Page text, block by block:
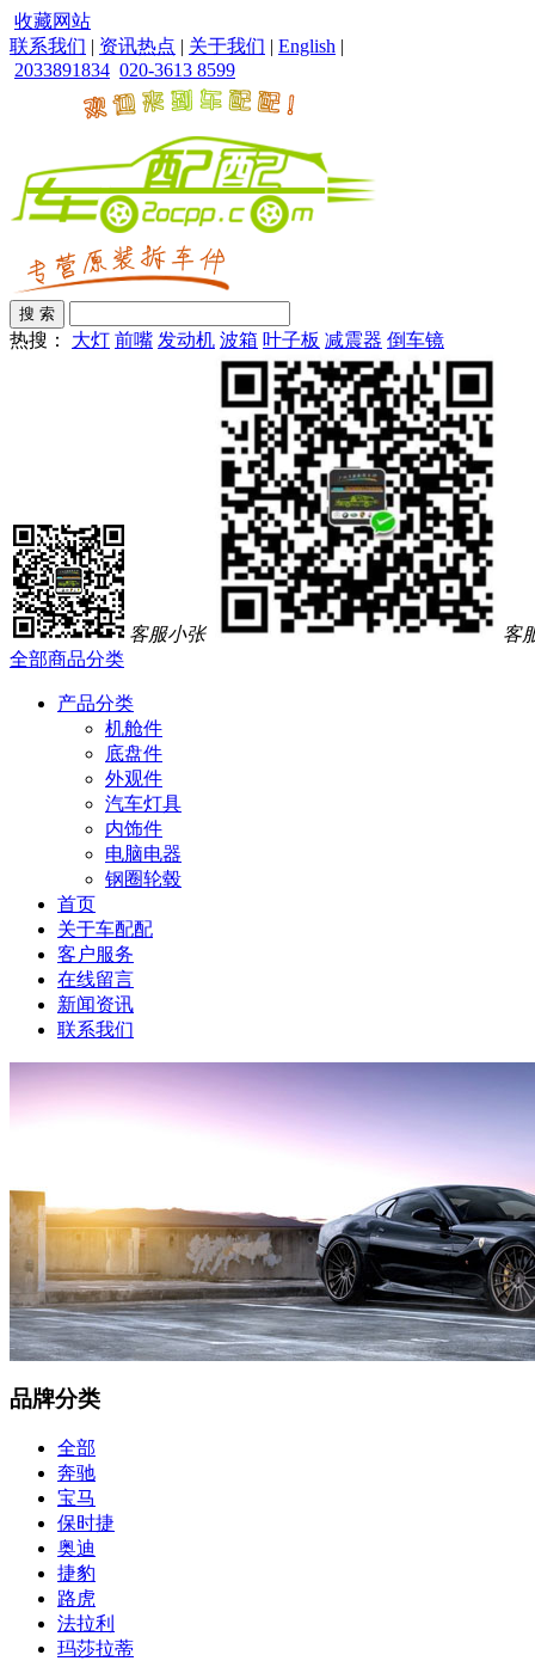
收藏网站
联系我们 | 资讯热点 | 关于我们 | English |
2033891834 020-3613 8599
热搜： 大灯 前嘴 发动机 波箱 叶子板 减震器 倒车镜
客服小张
客
全部商品分类
产品分类
机舱件
底盘件
外观件
汽车灯具
内饰件
电脑电器
钢圈轮毂
首页
关于车配配
客户服务
在线留言
新闻资讯
联系我们
品牌分类
全部
奔驰
宝马
保时捷
奥迪
捷豹
路虎
法拉利
玛莎拉蒂